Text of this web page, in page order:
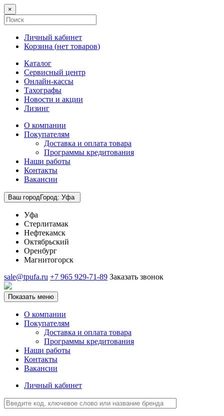
×
Личный кабинет
Корзина (нет товаров)
Каталог
Сервисный центр
Онлайн-кассы
Тахографы
Новости и акции
Лизинг
О компании
Покупателям
Доставка и оплата товара
Программы кредитования
Наши работы
Контакты
Вакансии
Ваш городГород: Уфа
Уфа
Стерлитамак
Нефтекамск
Октябрьский
Оренбург
Магнитогорск
sale@tpufa.ru +7 965 929-71-89 Заказать звонок
Показать меню
О компании
Покупателям
Доставка и оплата товара
Программы кредитования
Наши работы
Контакты
Вакансии
Личный кабинет